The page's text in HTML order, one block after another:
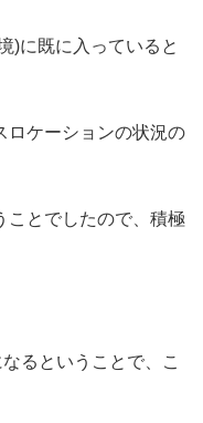
)に既に入っていると
ロケーションの状況の
ことでしたので、積極
るということで、こ